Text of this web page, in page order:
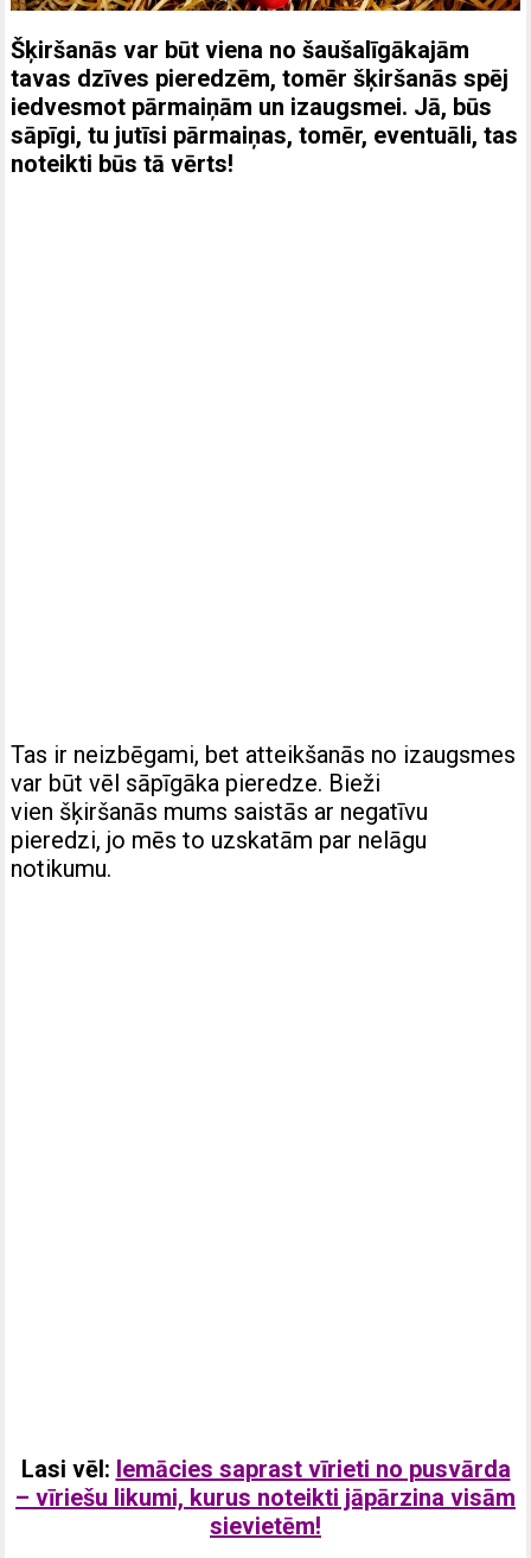
Šķiršanās var būt viena no šaušalīgākajām
tavas dzīves pieredzēm, tomēr šķiršanās spēj
iedvesmot pārmaiņām un izaugsmei. Jā, būs
sāpīgi, tu jutīsi pārmaiņas, tomēr, eventuāli, tas
noteikti būs tā vērts!
Tas ir neizbēgami, bet atteikšanās no izaugsmes
var būt vēl sāpīgāka pieredze. Bieži
vien šķiršanās mums saistās ar negatīvu
pieredzi, jo mēs to uzskatām par nelāgu
notikumu.
Lasi vēl: Iemācies saprast vīrieti no pusvārda
– vīriešu likumi, kurus noteikti jāpārzina visām
sievietēm!